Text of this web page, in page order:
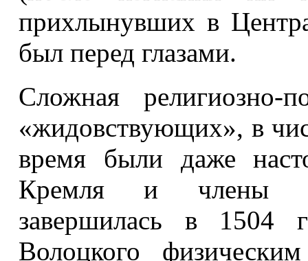
прихлынувших в
был перед глазами.
Сложная религиозно-
«жидовствующих», в
время были даже
Кремля и члены
завершилась в 1504
Волоцкого